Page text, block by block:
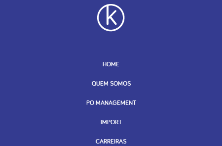
HOME
QUEM SOMOS
PO MANAGEMENT
IMPORT
CARREIRAS